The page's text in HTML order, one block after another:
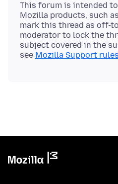
This forum is intended
Mozilla products, such
mark this thread as off-
moderator to lock the
subject covered in the
see Mozilla Support